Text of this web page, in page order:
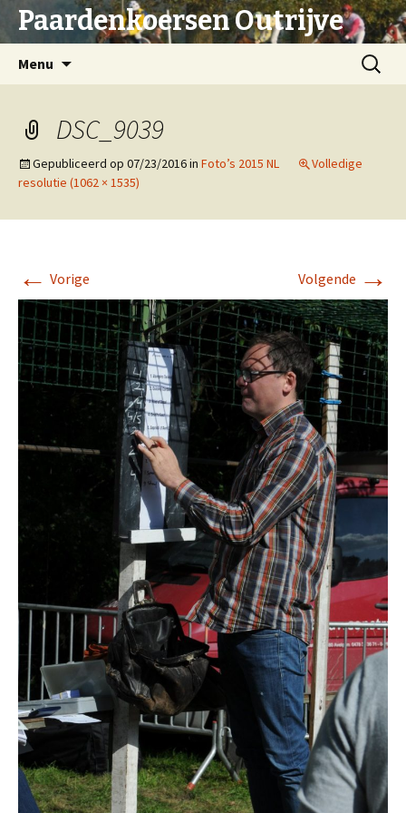
Paardenkoersen Outrijve
Menu
Zoeken
naar:
DSC_9039
Gepubliceerd op 07/23/2016in Foto’s 2015 NL
Volledige
resolutie (1062 × 1535)
← Vorige Volgende →